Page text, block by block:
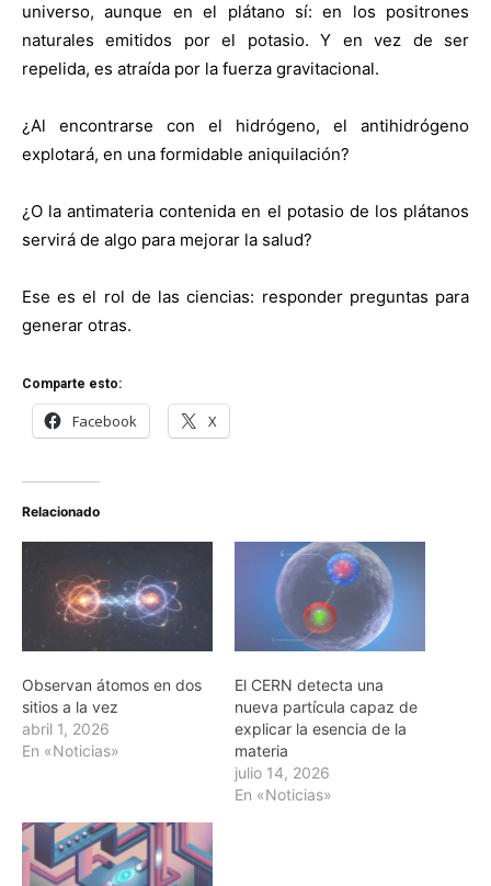
universo, aunque en el plátano sí: en los positrones
naturales emitidos por el potasio. Y en vez de ser
repelida, es atraída por la fuerza gravitacional.
¿Al encontrarse con el hidrógeno, el antihidrógeno
explotará, en una formidable aniquilación?
¿O la antimateria contenida en el potasio de los plátanos
servirá de algo para mejorar la salud?
Ese es el rol de las ciencias: responder preguntas para
generar otras.
Comparte esto:
Facebook X
Relacionado
Observan átomos en dos
sitios a la vez
abril 1, 2026
En «Noticias»
El CERN detecta una
nueva partícula capaz de
explicar la esencia de la
materia
julio 14, 2026
En «Noticias»